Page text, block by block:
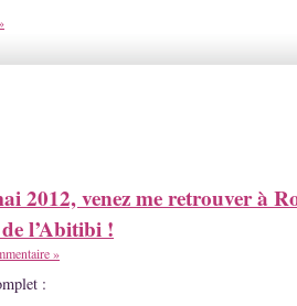
2012, venez me retrouver à
l’Abitibi !
»
: